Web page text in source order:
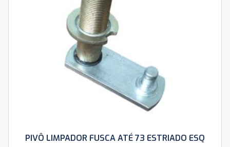
PIVÔ LIMPADOR FUSCA ATÉ 73 ESTRIADO ESQ